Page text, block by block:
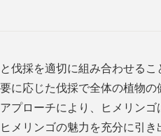
伐採を適切に組み合わせるこ
に応じた伐採で全体の植物の
プローチにより、ヒメリン
メリンゴの魅力を充分に引き